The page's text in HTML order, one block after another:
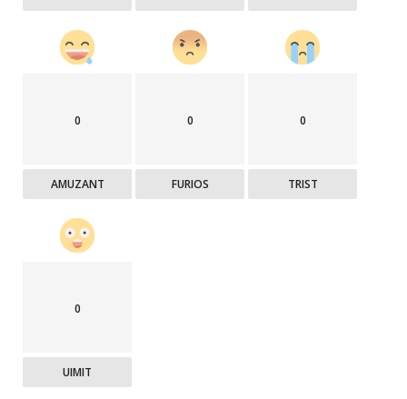
0
AMUZANT
0
FURIOS
0
TRIST
0
UIMIT